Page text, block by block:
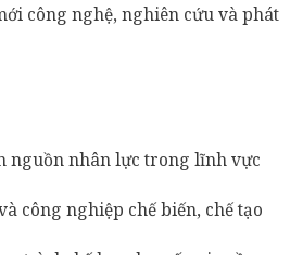
công nghệ, nghiên cứu và phát
nguồn nhân lực trong lĩnh vực
công nghiệp chế biến, chế tạo